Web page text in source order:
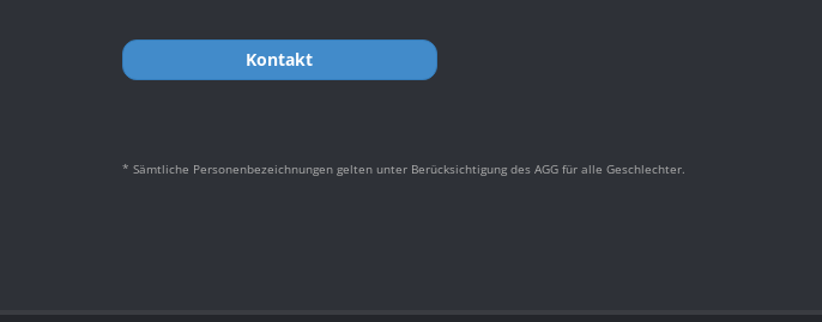
Kontakt
* Sämtliche Personenbezeichnungen gelten unter Berücksichtigung des AGG für alle Geschlechter.